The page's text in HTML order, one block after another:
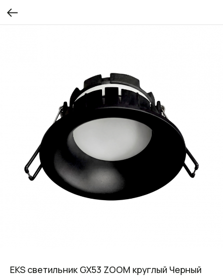
EKS светильник GX53 ZOOM круглый Черный